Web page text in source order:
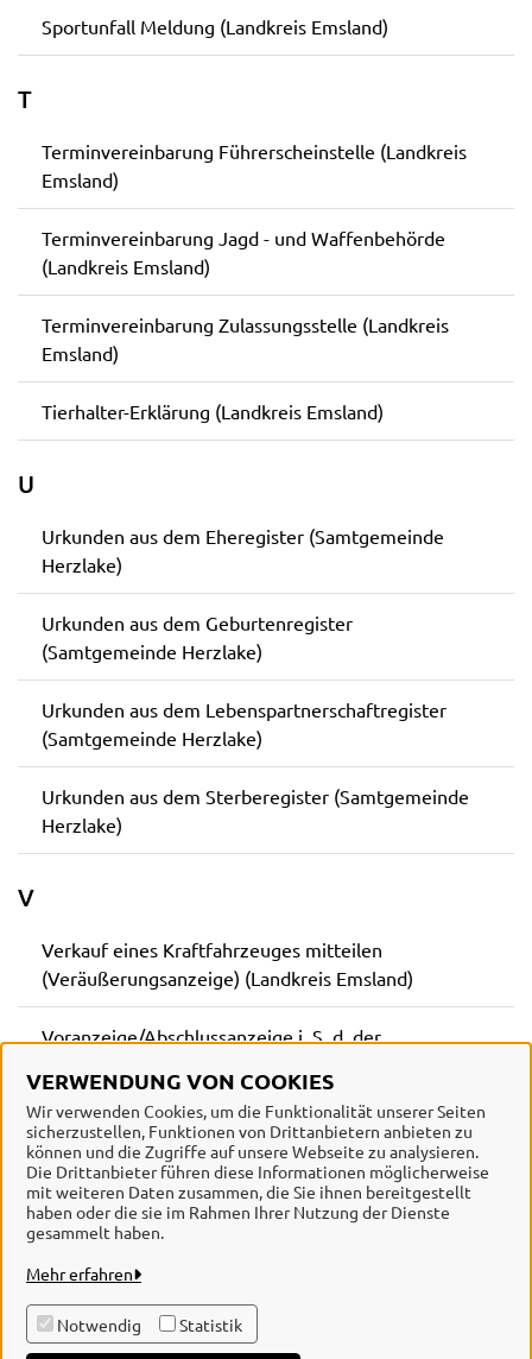
VERWENDUNG VON COOKIES
Wir verwenden Cookies, um die Funktionalität unserer Seiten
sicherzustellen, Funktionen von Drittanbietern anbieten zu
können und die Zugriffe auf unsere Webseite zu analysieren.
Die Drittanbieter führen diese Informationen möglicherweise
mit weiteren Daten zusammen, die Sie ihnen bereitgestellt
haben oder die sie im Rahmen Ihrer Nutzung der Dienste
gesammelt haben.
Mehr erfahren
Notwendig Statistik
Sportunfall Meldung (Landkreis Emsland)
T
Terminvereinbarung Führerscheinstelle (Landkreis
Emsland)
Terminvereinbarung Jagd - und Waffenbehörde
(Landkreis Emsland)
Terminvereinbarung Zulassungsstelle (Landkreis
Emsland)
Tierhalter-Erklärung (Landkreis Emsland)
U
Urkunden aus dem Eheregister (Samtgemeinde
Herzlake)
Urkunden aus dem Geburtenregister
(Samtgemeinde Herzlake)
Urkunden aus dem Lebenspartnerschaftregister
(Samtgemeinde Herzlake)
Urkunden aus dem Sterberegister (Samtgemeinde
Herzlake)
V
Verkauf eines Kraftfahrzeuges mitteilen
(Veräußerungsanzeige) (Landkreis Emsland)
Voranzeige/Abschlussanzeige i. S. d. der
(Landkreis Emsland)
Samtgemeinde Herzlake
Alle Rechte vorbehalten